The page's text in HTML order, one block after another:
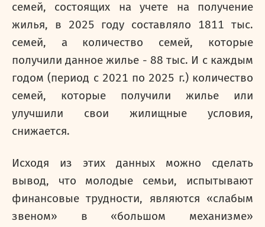
семей, состоящих на учете на получение
жилья, в 2025 году составляло 1811 тыс.
семей, а количество семей, которые
получили данное жилье - 88 тыс. И с каждым
годом (период с 2021 по 2025 г.) количество
семей, которые получили жилье или
улучшили свои жилищные условия,
снижается.
Исходя из этих данных можно сделать
вывод, что молодые семьи, испытывают
финансовые трудности, являются «слабым
звеном» в «большом механизме»